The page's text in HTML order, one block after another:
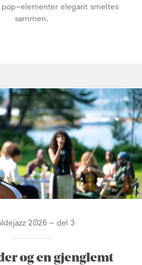
pop-elementer elegant smeltes
sammen.
2026 - del 3
og en gjenglemt